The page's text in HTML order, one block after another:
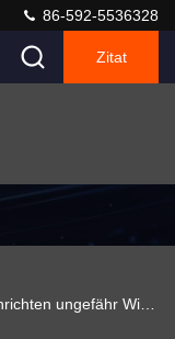
86-592-5536328
Zitat